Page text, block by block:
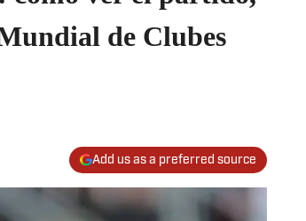
de Clubes
Add us as a preferred source